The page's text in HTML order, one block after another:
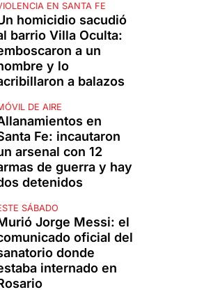
EN SANTA FE
homicidio sacudió
barrio Villa Oculta:
a un
y lo
a balazos
DE AIRE
en
Fe: incautaron
arsenal con 12
de guerra y hay
detenidos
SÁBADO
Jorge Messi: el
oficial del
donde
internado en